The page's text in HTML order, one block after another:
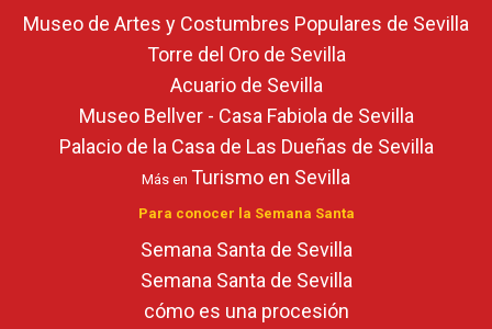
Museo de Artes y Costumbres Populares de Sevilla
Torre del Oro de Sevilla
Acuario de Sevilla
Museo Bellver - Casa Fabiola de Sevilla
Palacio de la Casa de Las Dueñas de Sevilla
Más en Turismo en Sevilla
Para conocer la Semana Santa
Semana Santa de Sevilla
Semana Santa de Sevilla
cómo es una procesión